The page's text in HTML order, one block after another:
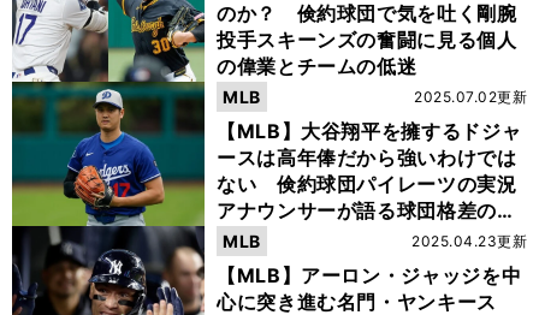
のか？ 倹約球団で気を吐く剛腕
投手スキーンズの奮闘に見る個人
の偉業とチームの低迷
【MLB】大谷翔平を擁するドジャ
ースは高年俸だから強いわけでは
ない 倹約球団パイレーツの実況
アナウンサーが語る球団格差の本
質
2025.07.02更新
MLB
【MLB】アーロン・ジャッジを中
心に突き進む名門・ヤンキース
2025.04.23更新
MLB